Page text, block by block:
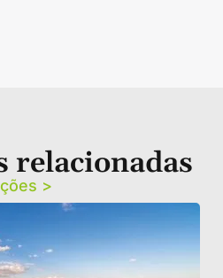
relacionadas
>